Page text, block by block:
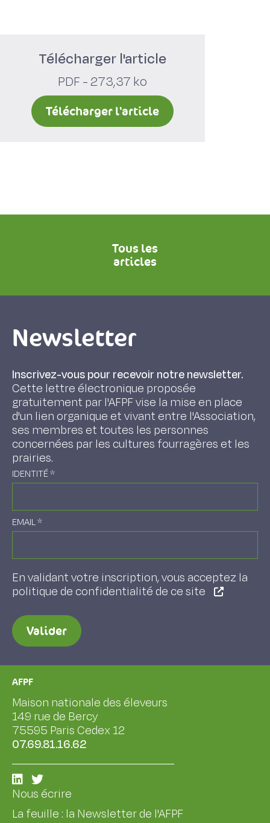
Télécharger l'article
PDF - 273,37 ko
Télécharger l'article
Tous les
articles
Newsletter
Inscrivez-vous pour recevoir notre newsletter.
Cette lettre électronique proposée
gratuitement par l'AFPF vise la mise en place
d'un lien organique et vivant entre l'Association,
ses membres et toutes les personnes
concernées par les cultures fourragères et les
prairies.
IDENTITÉ*
EMAIL*
En validant votre inscription, vous acceptez la
politique de confidentialité de ce site
Valider
AFPF
Maison nationale des éleveurs
149 rue de Bercy
75595 Paris Cedex 12
07.69.81.16.62
Nous écrire
La feuille : la Newsletter de l'AFPF